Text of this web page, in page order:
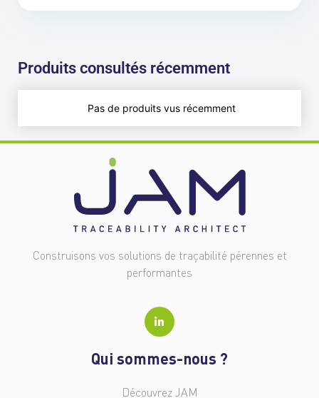
Produits consultés récemment
Pas de produits vus récemment
Construisons vos solutions de traçabilité pérennes et
performantes
Qui sommes-nous ?
Découvrez JAM